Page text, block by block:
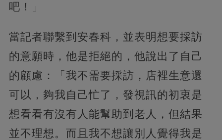
吧！」
當記者聯繫到安春科，並表明想要採訪
的意願時，他是拒絕的，他說出了自己
的顧慮：「我不需要採訪，店裡生意還
可以，夠我自己忙了，發視訊的初衷是
想看看有沒有人能幫助到老人，但結果
並不理想。而且我不想讓別人覺得我是